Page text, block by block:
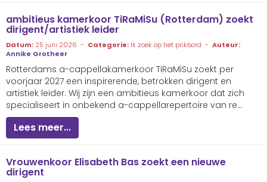
ambitieus kamerkoor TiRaMiSu (Rotterdam) zoekt
dirigent/artistiek leider
Datum: 25 juni 2026 - Categorie: Ik zoek op het prikbord - Auteur:
Annike Grotheer
Rotterdams a-cappellakamerkoor TiRaMiSu zoekt per
voorjaar 2027 een inspirerende, betrokken dirigent en
artistiek leider. Wij zijn een ambitieus kamerkoor dat zich
specialiseert in onbekend a-cappellarepertoire van re...
Lees meer...
Vrouwenkoor Elisabeth Bas zoekt een nieuwe
dirigent